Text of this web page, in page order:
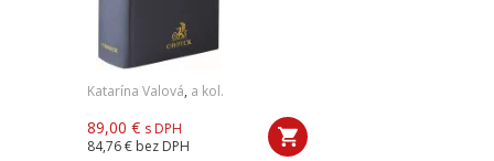
Katarína Valová, a kol.
89,00 € s DPH
84,76 € bez DPH